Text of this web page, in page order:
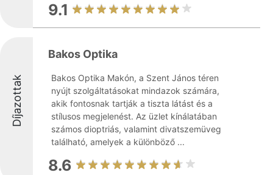
9.1
Díjazottak
Bakos Optika
Bakos Optika Makón, a Szent János téren
nyújt szolgáltatásokat mindazok számára,
akik fontosnak tartják a tiszta látást és a
stílusos megjelenést. Az üzlet kínálatában
számos dioptriás, valamint divatszemüveg
található, amelyek a különböző ...
8.6